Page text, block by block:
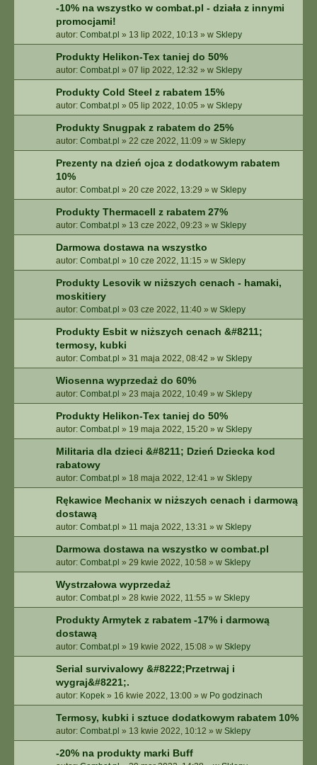
-10% na wszystko w combat.pl - działa z innymi
promocjami!
autor: Combat.pl » 13 lip 2022, 10:13 » w Sklepy
Produkty Helikon-Tex taniej do 50%
autor: Combat.pl » 07 lip 2022, 12:32 » w Sklepy
Produkty Cold Steel z rabatem 15%
autor: Combat.pl » 05 lip 2022, 10:05 » w Sklepy
Produkty Snugpak z rabatem do 25%
autor: Combat.pl » 22 cze 2022, 11:09 » w Sklepy
Prezenty na dzień ojca z dodatkowym rabatem
10%
autor: Combat.pl » 20 cze 2022, 13:29 » w Sklepy
Produkty Thermacell z rabatem 27%
autor: Combat.pl » 13 cze 2022, 09:23 » w Sklepy
Darmowa dostawa na wszystko
autor: Combat.pl » 10 cze 2022, 11:15 » w Sklepy
Produkty Lesovik w niższych cenach - hamaki,
moskitiery
autor: Combat.pl » 03 cze 2022, 11:40 » w Sklepy
Produkty Esbit w niższych cenach &#8211;
termosy, kubki
autor: Combat.pl » 31 maja 2022, 08:42 » w Sklepy
Wiosenna wyprzedaż do 60%
autor: Combat.pl » 23 maja 2022, 10:49 » w Sklepy
Produkty Helikon-Tex taniej do 50%
autor: Combat.pl » 19 maja 2022, 15:20 » w Sklepy
Militaria dla dzieci &#8211; Dzień Dziecka kod
rabatowy
autor: Combat.pl » 18 maja 2022, 12:41 » w Sklepy
Rękawice Mechanix w niższych cenach i darmową
dostawą
autor: Combat.pl » 11 maja 2022, 13:31 » w Sklepy
Darmowa dostawa na wszystko w combat.pl
autor: Combat.pl » 29 kwie 2022, 10:58 » w Sklepy
Wystrzałowa wyprzedaż
autor: Combat.pl » 28 kwie 2022, 11:55 » w Sklepy
Produkty Armytek z rabatem -17% i darmową
dostawą
autor: Combat.pl » 19 kwie 2022, 15:08 » w Sklepy
Serial survivalowy &#8222;Przetrwaj i
wygraj&#8221;.
autor: Kopek » 16 kwie 2022, 13:00 » w Po godzinach
Termosy, kubki i sztuce dodatkowym rabatem 10%
autor: Combat.pl » 13 kwie 2022, 10:12 » w Sklepy
-20% na produkty marki Buff